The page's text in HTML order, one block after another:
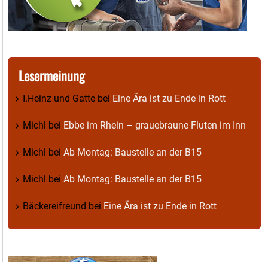
Lesermeinung
I.Heinz und Gatte bei Eine Ära ist zu Ende in Rott
Michl bei Ebbe im Rhein – grauebraune Fluten im Inn
Michl bei Ab Montag: Baustelle an der B15
Michl bei Ab Montag: Baustelle an der B15
Bäckereifreund bei Eine Ära ist zu Ende in Rott